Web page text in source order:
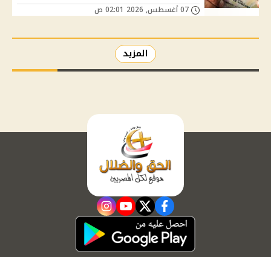
المزيد
facebook
twitter
youtube
instagram